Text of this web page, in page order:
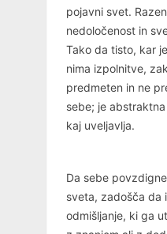
pojavni svet.
nedoločenost in
Tako da tisto, kar
nima izpolnitve,
predmeten in ne
sebe; je
kaj uveljavlja.
Da sebe
sveta, zadošča da
odmišljanje, ki ga